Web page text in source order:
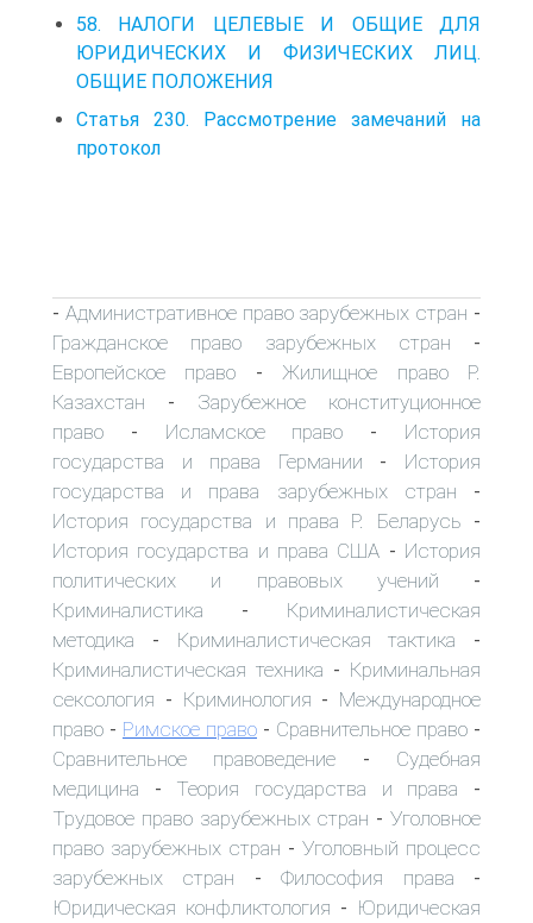
58. НАЛОГИ ЦЕЛЕВЫЕ И ОБЩИЕ ДЛЯ
ЮРИДИЧЕСКИХ И ФИЗИЧЕСКИХ ЛИЦ.
ОБЩИЕ ПОЛОЖЕНИЯ
Статья 230. Рассмотрение замечаний на
протокол
- Административное право зарубежных стран -
Гражданское право зарубежных стран -
Европейское право - Жилищное право Р.
Казахстан - Зарубежное конституционное
право - Исламское право - История
государства и права Германии - История
государства и права зарубежных стран -
История государства и права Р. Беларусь -
История государства и права США - История
политических и правовых учений -
Криминалистика - Криминалистическая
методика - Криминалистическая тактика -
Криминалистическая техника - Криминальная
сексология - Криминология - Международное
право - Римское право - Сравнительное право -
Сравнительное правоведение - Судебная
медицина - Теория государства и права -
Трудовое право зарубежных стран -Уголовное
право зарубежных стран - Уголовный процесс
зарубежных стран -Философия права -
Юридическая конфликтология - Юридическая